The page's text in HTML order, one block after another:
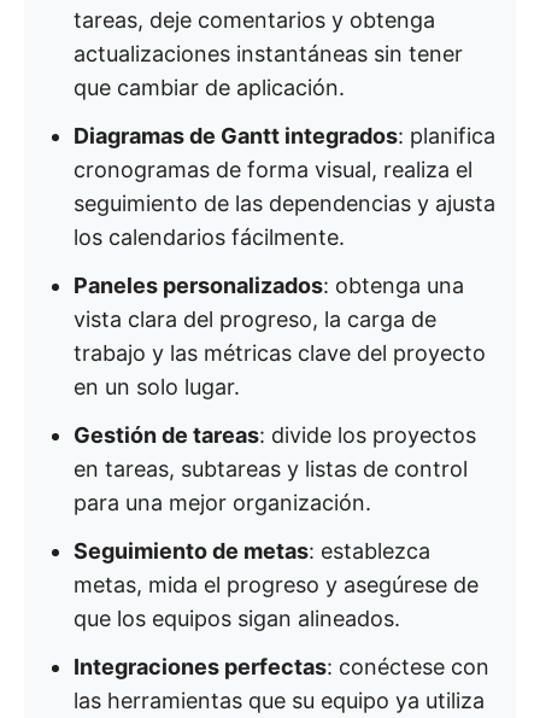
tareas, deje comentarios y obtenga
actualizaciones instantáneas sin tener
que cambiar de aplicación.
Diagramas de Gantt integrados: planifica
cronogramas de forma visual, realiza el
seguimiento de las dependencias y ajusta
los calendarios fácilmente.
Paneles personalizados: obtenga una
vista clara del progreso, la carga de
trabajo y las métricas clave del proyecto
en un solo lugar.
Gestión de tareas: divide los proyectos
en tareas, subtareas y listas de control
para una mejor organización.
Seguimiento de metas: establezca
metas, mida el progreso y asegúrese de
que los equipos sigan alineados.
Integraciones perfectas: conéctese con
las herramientas que su equipo ya utiliza